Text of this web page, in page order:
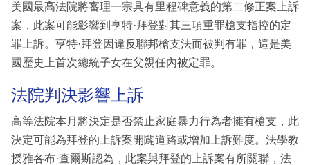
區
美國最高法院將審理一宗具有里程碑意義的第二修正案上訴
案，此案可能影響到亨特·拜登對其三項重罪槍支指控的定
罪上訴。亨特·拜登因違反聯邦槍支法而被判有罪，這是美
國歷史上首次總統子女在父親任內被定罪。
法院判決影響上訴
高等法院本月將決定是否禁止家庭暴力行為者擁有槍支，此
決定可能為拜登的上訴案開闢道路或增加上訴難度。法學教
授雅各布·查爾斯認為，此案與拜登的上訴案有所關聯，法